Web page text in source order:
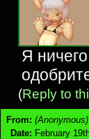
Я
(Reply to
From: (Anonymous)
Date: February